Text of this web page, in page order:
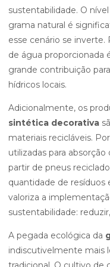
sustentabilidade. O
grama natural é
esse cenário se inverte.
de água proporcionada
grande contribuição
hídricos locais.
Adicionalmente, os
sintética decorativa
materiais recicláveis.
utilizadas para
partir de pneus
quantidade de
valoriza a
sustentabilidade:
A pegada ecológica da
indiscutivelmente mais